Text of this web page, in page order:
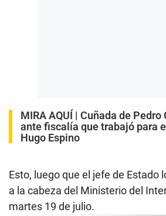
MIRA AQUÍ | Cuñada de
ante fiscalía que trabajó para
Hugo Espino
Esto, luego que el jefe de Estado
a la cabeza del Ministerio del
martes 19 de julio.